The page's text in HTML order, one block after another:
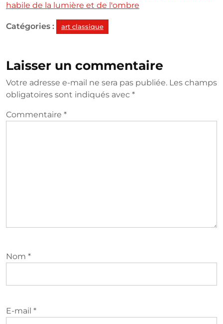
habile de la lumière et de l'ombre
Catégories : art classique
Laisser un commentaire
Votre adresse e-mail ne sera pas publiée. Les champs
obligatoires sont indiqués avec *
Commentaire *
Nom *
E-mail *